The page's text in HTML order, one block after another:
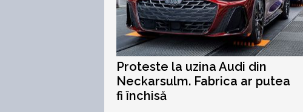
Proteste la uzina Audi din
Neckarsulm. Fabrica ar putea
fi închisă